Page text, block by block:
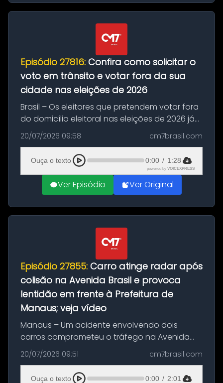
Episódio 27816: Confira como solicitar o
voto em trânsito e votar fora da sua
cidade nas eleições de 2026
Brasil – Os eleitores que pretendem votar fora
do domicílio eleitoral nas eleições de 2026 já
podem solicitar o voto em trânsito a partir
desta segunda-feira (20). O pedido pode ser
feito até 20 de ag...
20/07/2026 09:58 cm7brasil.com
Ouça o texto 0:00 / 1:28
powered by VOICEXPRESS
Ver Episódio Ver Original
Episódio 27855: Carro atinge radar após
colisão na Avenida Brasil e provoca
lentidão em frente à Prefeitura de
Manaus; veja vídeo
Manaus – Um acidente envolvendo dois
carros comprometeu o tráfego na Avenida
Brasil durante a manhã desta segunda-feira
(20), em frente ao complexo da Prefeitura de
Manaus, na Zona Oeste. A batida ter...
20/07/2026 09:51 cm7brasil.com
Ouça o texto 0:00 / 2:01